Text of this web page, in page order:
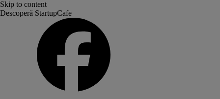
Skip to content
Descoperă StartupCafe